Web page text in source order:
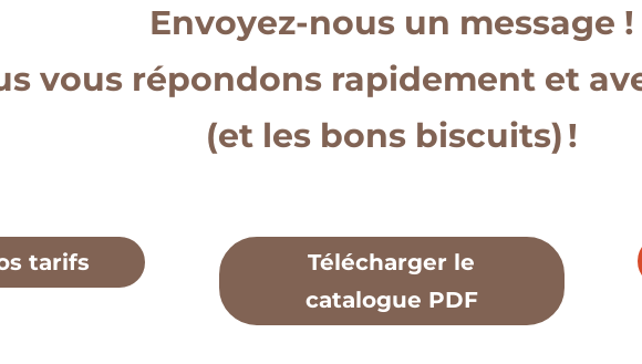
Envoyez-nous un message !
vous répondons rapidement et
(et les bons biscuits) !
tarifs
Télécharger le
catalogue PDF